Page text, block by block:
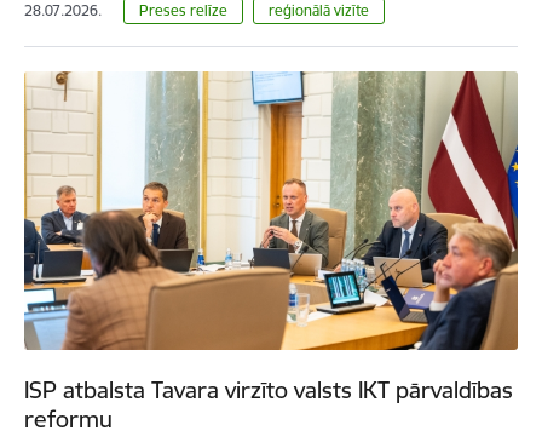
28.07.2026. Preses relīze reģionālā vizīte
ISP atbalsta Tavara virzīto valsts IKT pārvaldības
reformu